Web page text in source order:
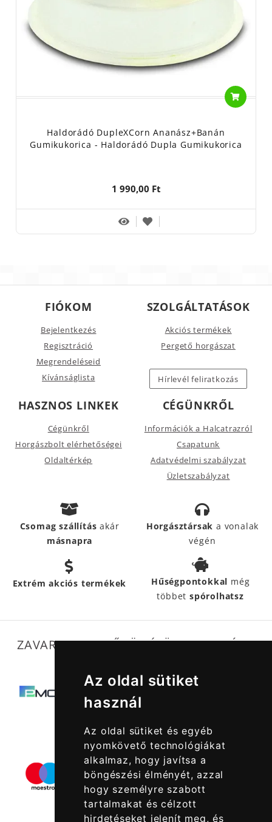
Az oldal sütiket
használ
Az oldal sütiket és egyéb
nyomkövető technológiákat
alkalmaz, hogy javítsa a
böngészési élményét, azzal
hogy személyre szabott
tartalmakat és célzott
hirdetéseket jelenít meg, és
Haldorádó DupleXCorn Ananász+Banán
Gumikukorica - Haldorádó Dupla Gumikukorica
1 990,00 Ft
FIÓKOM
Bejelentkezés
Regisztráció
Megrendeléseid
Kívánságlista
SZOLGÁLTATÁSOK
Akciós termékek
Pergető horgászat
Hírlevél feliratkozás
HASZNOS LINKEK
Cégünkről
Horgászbolt elérhetőségei
Oldaltérkép
CÉGÜNKRŐL
Információk a Halcatrazról
Csapatunk
Adatvédelmi szabályzat
Üzletszabályzat
Csomag szállításakár
másnapra
Horgásztársak a vonalak
végén
Extrém akciós termékek Hűségpontokkal még
többetspórolhatsz
ZAVARTALAN MŰKÖDÉSÜNKET SEGÍTIK